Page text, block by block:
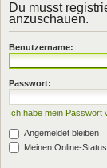
Du musst
anzuschauen.
Benutzername:
Passwort:
Ich habe mein Passwort
Angemeldet bleiben
Meinen Online-